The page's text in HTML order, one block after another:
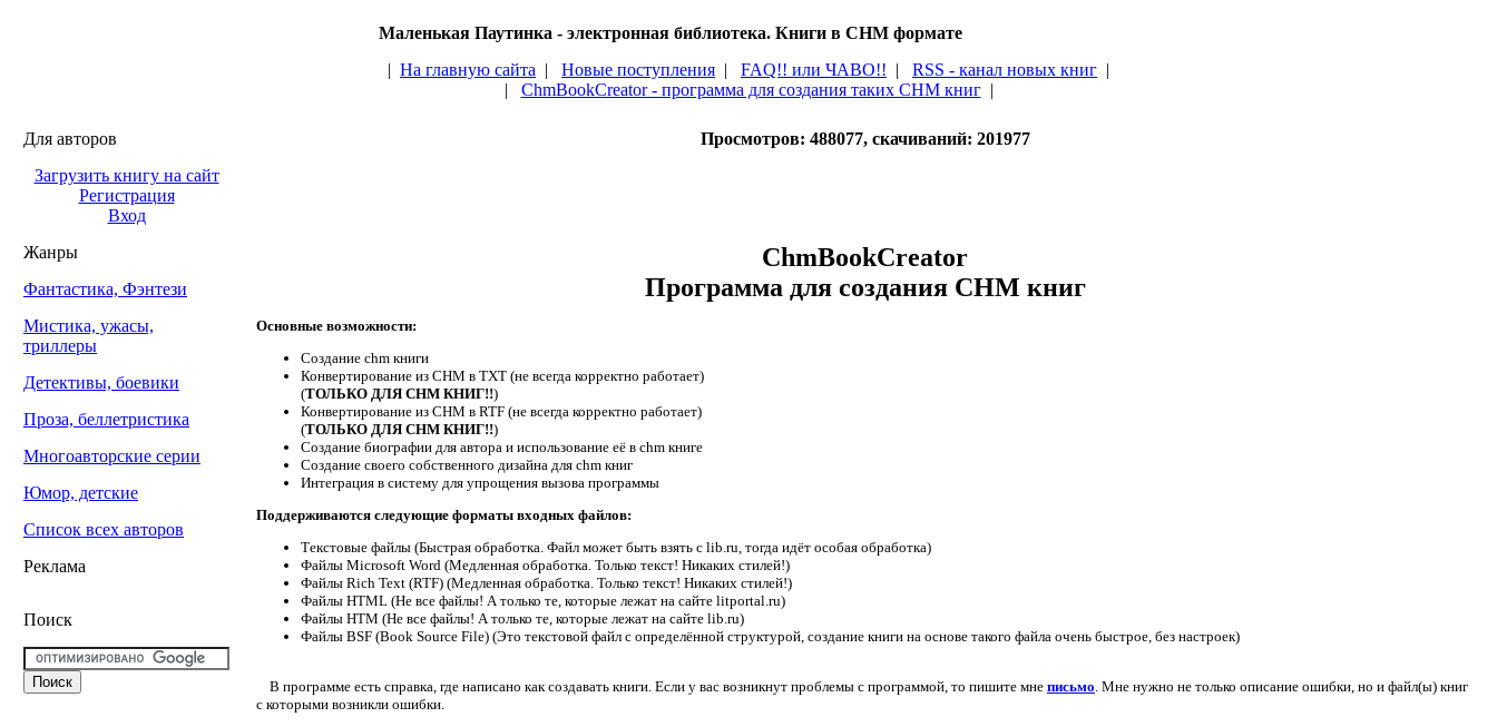
Маленькая Паутинка - электронная библиотека. Книги в CHM формате
| На главную сайта | Новые поступления | FAQ!! или ЧАВО!! | RSS - канал новых книг |
| ChmBookCreator - программа для создания таких CHM книг|
Для авторов
Загрузить книгу на сайт
Регистрация
Вход
Жанры
Фантастика, Фэнтези
Мистика, ужасы,
триллеры
Детективы, боевики
Проза, беллетристика
Многоавторские серии
Юмор, детские
Список всех авторов
Реклама
Поиск
Просмотров: 488077, скачиваний: 201977
ChmBookCreator
Программа для создания CHM книг
Основные возможности:
Создание chm книги
Конвертирование из CHM в TXT (не всегда корректно работает)
(ТОЛЬКО ДЛЯ CHM КНИГ!!)
Конвертирование из CHM в RTF (не всегда корректно работает)
(ТОЛЬКО ДЛЯ CHM КНИГ!!)
Создание биографии для автора и использование её в chm книге
Создание своего собственного дизайна для chm книг
Интеграция в систему для упрощения вызова программы
Поддерживаются следующие форматы входных файлов:
Текстовые файлы (Быстрая обработка. Файл может быть взять с lib.ru, тогда идёт особая обработка)
Файлы Microsoft Word (Медленная обработка. Только текст! Никаких стилей!)
Файлы Rich Text (RTF) (Медленная обработка. Только текст! Никаких стилей!)
Файлы HTML (Не все файлы! А только те, которые лежат на сайте litportal.ru)
Файлы HTM (Не все файлы! А только те, которые лежат на сайте lib.ru)
Файлы BSF (Book Source File) (Это текстовой файл с определённой структурой, создание книги на основе такого файла очень быстрое, без настроек)
В программе есть справка, где написано как создавать книги. Если у вас возникнут проблемы с программой, то пишите мне письмо. Мне нужно не только описание ошибки, но и файл(ы) книг
с которыми возникли ошибки.